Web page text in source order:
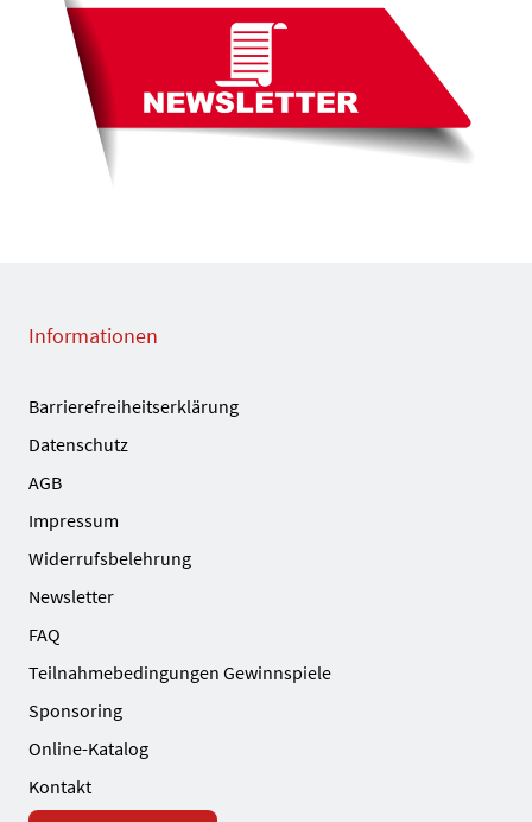
Informationen
Barrierefreiheitserklärung
Datenschutz
AGB
Impressum
Widerrufsbelehrung
Newsletter
FAQ
Teilnahmebedingungen Gewinnspiele
Sponsoring
Online-Katalog
Kontakt